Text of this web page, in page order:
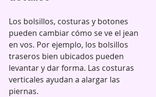
Los bolsillos, costuras y botones
pueden cambiar cómo se ve el jean
en vos. Por ejemplo, los bolsillos
traseros bien ubicados pueden
levantar y dar forma. Las costuras
verticales ayudan a alargar las
piernas.